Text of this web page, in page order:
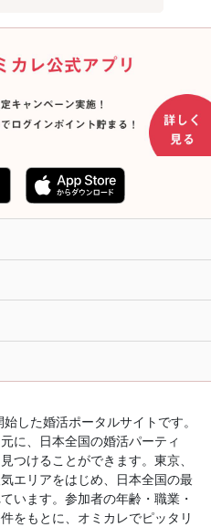
した婚活ポータルサイトです。
に、日本全国の婚活パーティ
つけることができます。東京、
エリアをはじめ、日本全国の最
います。参加者の年齢・職業・
をもとに、オミカレでピッタリ